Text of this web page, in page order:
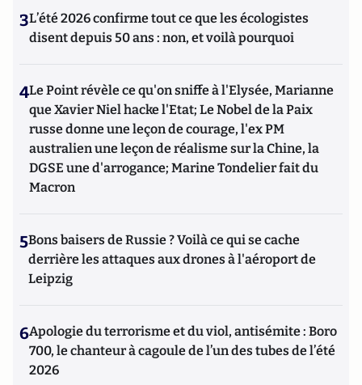
3L’été 2026 confirme tout ce que les écologistes
disent depuis 50 ans : non, et voilà pourquoi
4Le Point révèle ce qu'on sniffe à l'Elysée, Marianne
que Xavier Niel hacke l'Etat; Le Nobel de la Paix
russe donne une leçon de courage, l'ex PM
australien une leçon de réalisme sur la Chine, la
DGSE une d'arrogance; Marine Tondelier fait du
Macron
5Bons baisers de Russie ? Voilà ce qui se cache
derrière les attaques aux drones à l'aéroport de
Leipzig
6Apologie du terrorisme et du viol, antisémite : Boro
700, le chanteur à cagoule de l’un des tubes de l’été
2026